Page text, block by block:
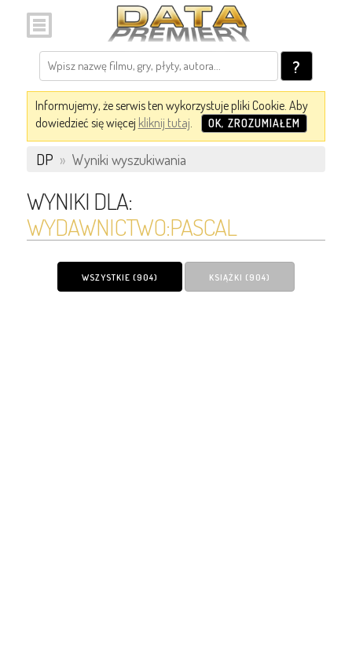
?
Informujemy, że serwis ten wykorzystuje pliki Cookie. Aby
dowiedzieć się więcej kliknij tutaj. OK, ZROZUMIAŁEM
DP » Wyniki wyszukiwania
WYNIKI DLA:
WYDAWNICTWO:PASCAL
WSZYSTKIE (904) KSIĄŻKI (904)